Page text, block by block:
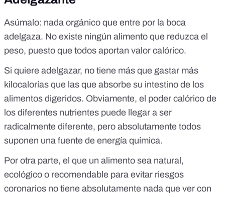
Asúmalo: nada orgánico que entre por la boca
adelgaza. No existe ningún alimento que reduzca el
peso, puesto que todos aportan valor calórico.
Si quiere adelgazar, no tiene más que gastar más
kilocalorías que las que absorbe su intestino de los
alimentos digeridos. Obviamente, el poder calórico de
los diferentes nutrientes puede llegar a ser
radicalmente diferente, pero absolutamente todos
suponen una fuente de energía química.
Por otra parte, el que un alimento sea natural,
ecológico o recomendable para evitar riesgos
coronarios no tiene absolutamente nada que ver con